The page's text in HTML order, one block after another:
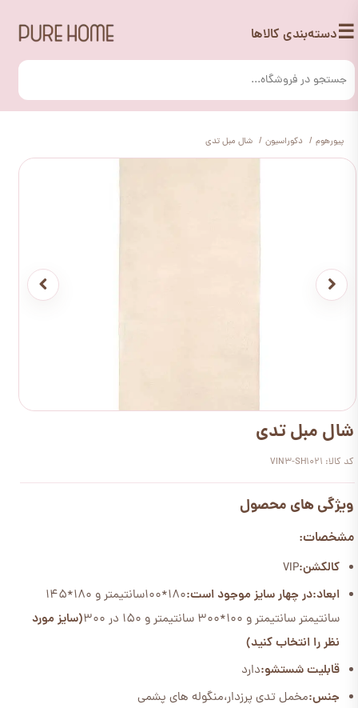
☰دسته‌بندی کالاها
پیورهوم دکوراسیون شال مبل تدی
شال مبل تدی
کد کالا: VIN3-SH1021
ویژگی های محصول
مشخصات:
کالکشن:VIP
ابعاد:در چهار سایز موجود است:
180*100سانتیمتر و 180*145
سانتیمتر سانتیمتر و 100*300 سانتیمتر و 150 در 300
(سایز مورد
نظر را انتخاب کنید)
قابلیت شستشو:دارد
جنس:مخمل تدی پرزدار،منگوله های پشمی